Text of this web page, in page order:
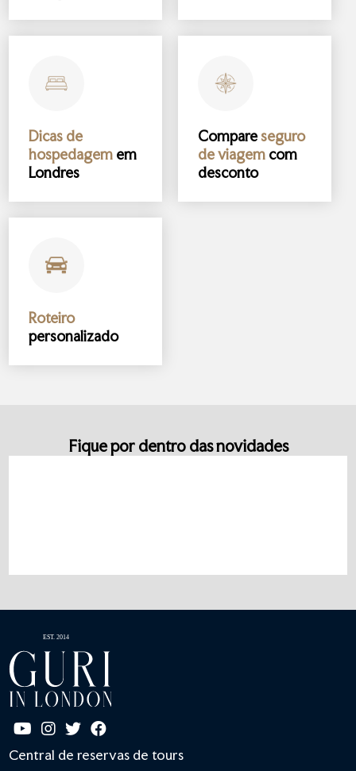
Dicas de
hospedagem em
Londres
Compareseguro
de viagem com
desconto
Roteiro
personalizado
Fique por dentro das novidades
Central de reservas de tours